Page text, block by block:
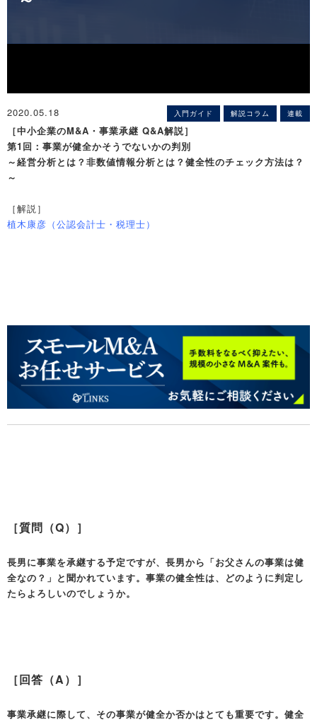
2020.05.18 入門ガイド 解説コラム 連載
［中小企業のM&A・事業承継 Q&A解説］
第1回：事業が健全かそうでないかの判別
～経営分析とは？非数値情報分析とは？健全性のチェック方法は？
～
［解説］
植木康彦（公認会計士・税理士）
［質問（Q）］
長男に事業を承継する予定ですが、長男から「お父さんの事業は健
全なの？」と聞かれています。事業の健全性は、どのように判定し
たらよろしいのでしょうか。
［回答（A）］
事業承継に際して、その事業が健全か否かはとても重要です。健全